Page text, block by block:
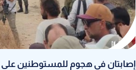
إصابتان في هجوم للمستوطنين